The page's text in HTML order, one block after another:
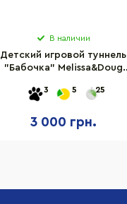
В наличии
Детский игровой туннель
"Бабочка" Melissa&Doug
3 5 25
3 000 грн.